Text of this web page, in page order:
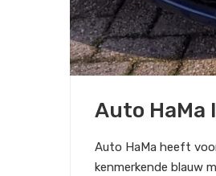
7 NOVEMBER 2020
Auto HaMa
Auto HaMa heeft
kenmerkende blauw